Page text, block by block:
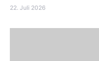
22. Juli 2026